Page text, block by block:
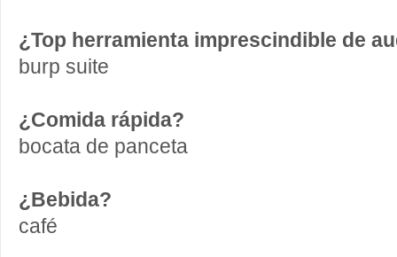
¿Top herramienta imprescindible de
burp suite
¿Comida rápida?
bocata de panceta
¿Bebida?
café